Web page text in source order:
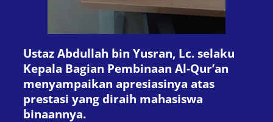
Ustaz Abdullah bin Yusran, Lc. selaku
Kepala Bagian Pembinaan Al-Qur’an
menyampaikan apresiasinya atas
prestasi yang diraih mahasiswa
binaannya.